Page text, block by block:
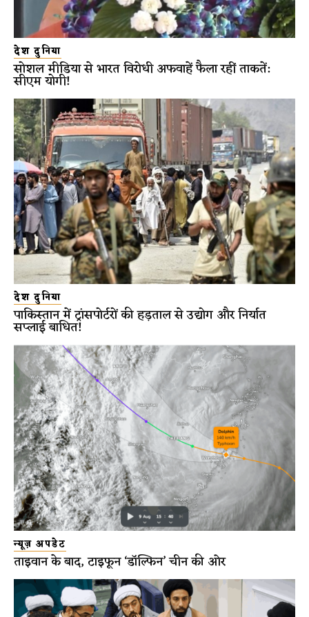
देश दुनिया
सोशल मीडिया से भारत विरोधी अफवाहें फैला रहीं ताकतें:
सीएम योगी!
देश दुनिया
पाकिस्तान में ट्रांसपोर्टरों की हड़ताल से उद्योग और निर्यात
सप्लाई बाधित!
न्यूज़ अपडेट
ताइवान के बाद, टाइफून ‘डॉल्फिन’ चीन की ओर